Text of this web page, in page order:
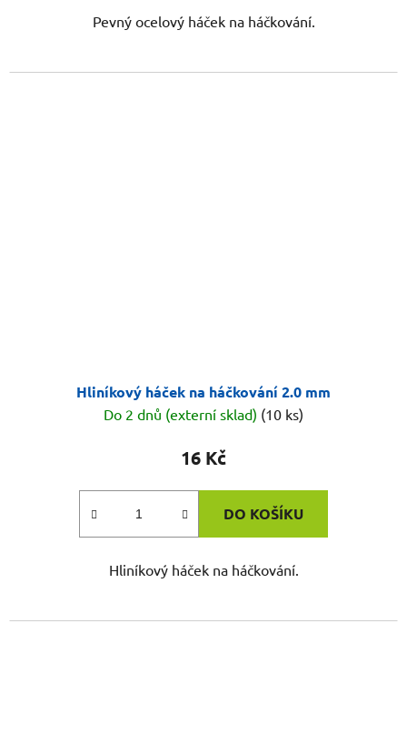
Pevný ocelový háček na háčkování.
Hliníkový háček na háčkování 2.0 mm
Do 2 dnů (externí sklad) (10 ks)
16 Kč
DO KOŠÍKU
Hliníkový háček na háčkování.